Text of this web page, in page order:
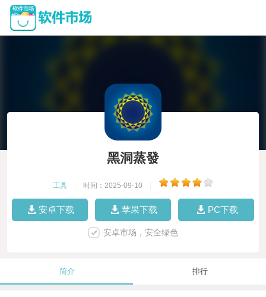
黑洞蒸發
工具 时间：2025-09-10
安卓下载 苹果下载 PC下载
安卓市场，安全绿色
简介 排行